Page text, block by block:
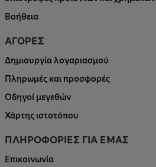
Βοήθεια
ΑΓΟΡΕΣ
Δημιουργία λογαριασμού
Πληρωμές και προσφορές
Οδηγοί μεγεθών
Χάρτης ιστοτόπου
ΠΛΗΡΟΦΟΡΙΕΣ ΓΙΑ ΕΜΑΣ
Επικοινωνία